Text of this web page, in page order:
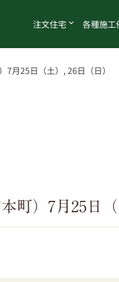
注文住宅 各種施工
7月25日（土）, 26日（日）
町）7月25日（